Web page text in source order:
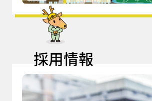
採用情報